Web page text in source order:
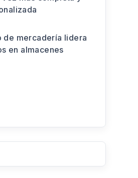
de mercadería lidera
en almacenes